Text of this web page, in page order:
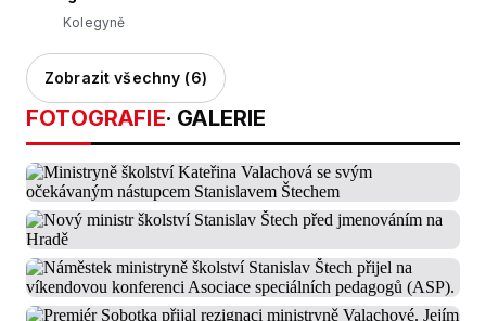
Kolegyně
Zobrazit všechny (6)
FOTOGRAFIE· GALERIE